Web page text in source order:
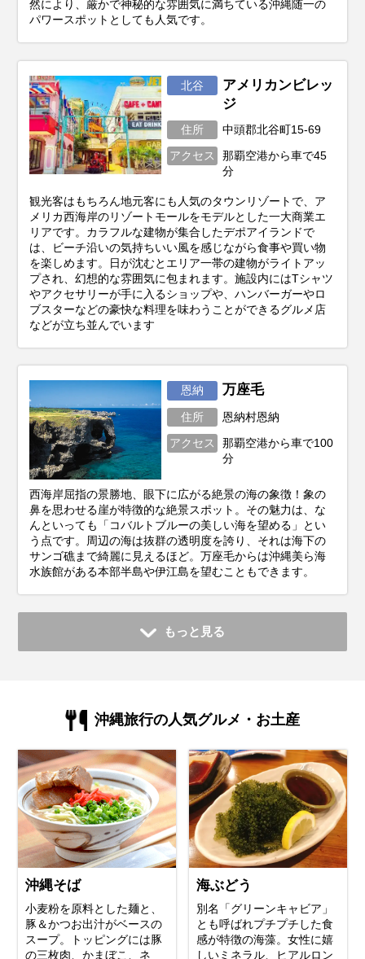
然により、厳かで神秘的な雰囲気に満ちている沖縄随一の
パワースポットとしても人気です。
北谷
アメリカンビレッ
ジ
住所 中頭郡北谷町15-69
アクセス
那覇空港から車で45
分
観光客はもちろん地元客にも人気のタウンリゾートで、ア
メリカ西海岸のリゾートモールをモデルとした一大商業エ
リアです。カラフルな建物が集合したデポアイランドで
は、ビーチ沿いの気持ちいい風を感じながら食事や買い物
を楽しめます。日が沈むとエリア一帯の建物がライトアッ
プされ、幻想的な雰囲気に包まれます。施設内にはTシャツ
やアクセサリーが手に入るショップや、ハンバーガーやロ
ブスターなどの豪快な料理を味わうことができるグルメ店
などが立ち並んでいます
恩納 万座毛
住所 恩納村恩納
アクセス
那覇空港から車で100
分
西海岸屈指の景勝地、眼下に広がる絶景の海の象徴！象の
鼻を思わせる崖が特徴的な絶景スポット。その魅力は、な
んといっても「コバルトブルーの美しい海を望める」とい
う点です。周辺の海は抜群の透明度を誇り、それは海下の
サンゴ礁まで綺麗に見えるほど。万座毛からは沖縄美ら海
水族館がある本部半島や伊江島を望むこともできます。
もっと見る
沖縄旅行の人気グルメ・お土産
沖縄そば
小麦粉を原料とした麺と、
豚＆かつお出汁がベースの
スープ。トッピングには豚
の三枚肉、かまぼこ、ネ
海ぶどう
別名「グリーンキャビア」
とも呼ばれプチプチした食
感が特徴の海藻。女性に嬉
しいミネラル、ヒアルロン